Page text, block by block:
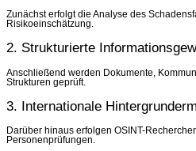
Zunächst erfolgt die Analyse des
Risikoeinschätzung.
2. Strukturierte
Anschließend werden Dokumente,
Strukturen geprüft.
3. Internationale
Darüber hinaus erfolgen OSINT-
Personenprüfungen.